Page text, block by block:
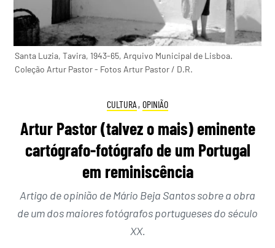
Santa Luzia, Tavira, 1943-65, Arquivo Municipal de Lisboa.
Coleção Artur Pastor - Fotos Artur Pastor / D.R.
CULTURA , OPINIÃO
Artur Pastor (talvez o mais) eminente
cartógrafo-fotógrafo de um Portugal
em reminiscência
Artigo de opinião de Mário Beja Santos sobre a obra
de um dos maiores fotógrafos portugueses do século
XX.